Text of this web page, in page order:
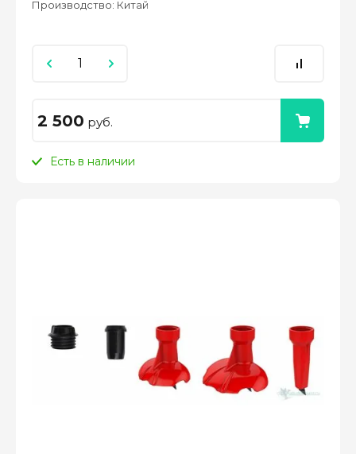
Производство: Китай
2 500 руб.
Есть в наличии